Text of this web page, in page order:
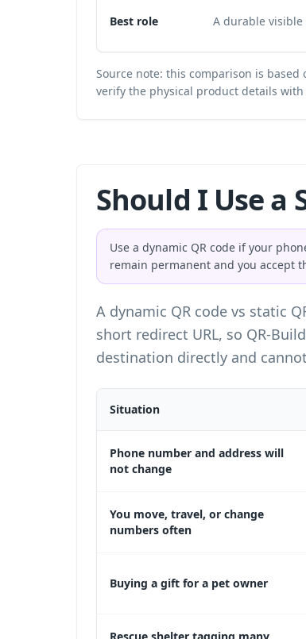
Best role A durable
Source note: this comparison is
verify the physical product details with
Should I Use a
Use a dynamic QR code if your
remain permanent and you accept
A dynamic QR code vs static
short redirect URL, so QR-
destination directly and
Situation
Phone number and address will
not change
You move, travel, or change
numbers often
Buying a gift for a pet owner